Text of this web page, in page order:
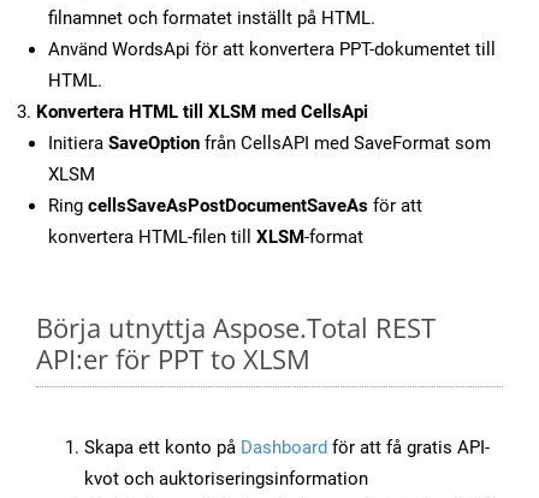
filnamnet och formatet inställt på HTML.
Använd WordsApi för att konvertera PPT-dokumentet till
HTML.
Konvertera HTML till XLSM med CellsApi
Initiera SaveOption från CellsAPI med SaveFormat som
XLSM
Ring cellsSaveAsPostDocumentSaveAs för att
konvertera HTML-filen till XLSM-format
Börja utnyttja Aspose.Total REST
API:er för PPT to XLSM
Skapa ett konto på Dashboard för att få gratis API-
kvot och auktoriseringsinformation